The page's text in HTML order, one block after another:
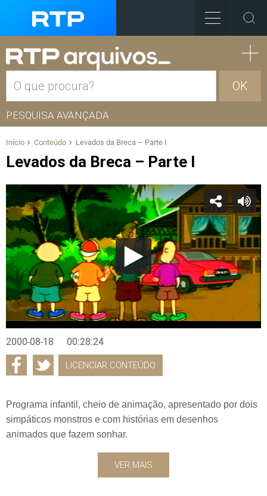
OK
PESQUISA AVANÇADA
Início Conteúdo Levados da Breca – Parte I
Levados da Breca – Parte I
2000-08-18 00:28:24
LICENCIAR CONTEÚDO
Programa infantil, cheio de animação, apresentado por dois
simpáticos monstros e com histórias em desenhos
animados que fazem sonhar.
VER MAIS